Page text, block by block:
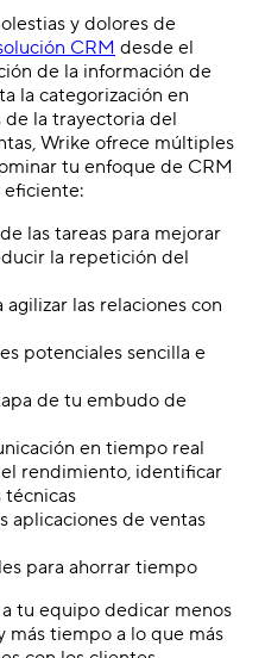
y dolores de
CRM desde el
de la información de
la categorización en
de la trayectoria del
Wrike ofrece múltiples
tu enfoque de CRM
eficiente:
las tareas para mejorar
la repetición del
las relaciones con
potenciales sencilla e
de tu embudo de
en tiempo real
rendimiento, identificar
técnicas
aplicaciones de ventas
para ahorrar tiempo
tu equipo dedicar menos
tiempo a lo que más